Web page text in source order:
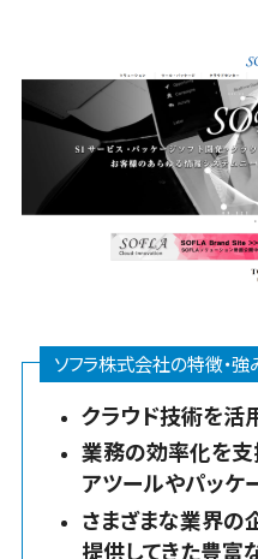
ツ
ソフラ株式会社の特徴・強
クラウド技術を活
業務の効率化を支
アツールやパッケ
さまざまな業界の
提供してきた豊富